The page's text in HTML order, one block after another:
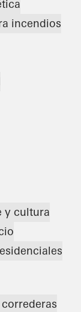
incendios
y cultura